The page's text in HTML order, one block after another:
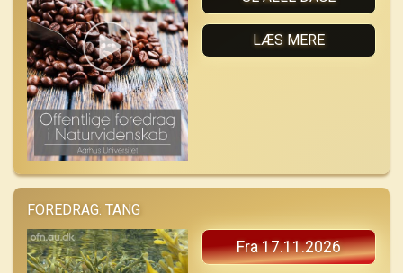
LÆS MERE
FOREDRAG: TANG
Fra 17.11.2026